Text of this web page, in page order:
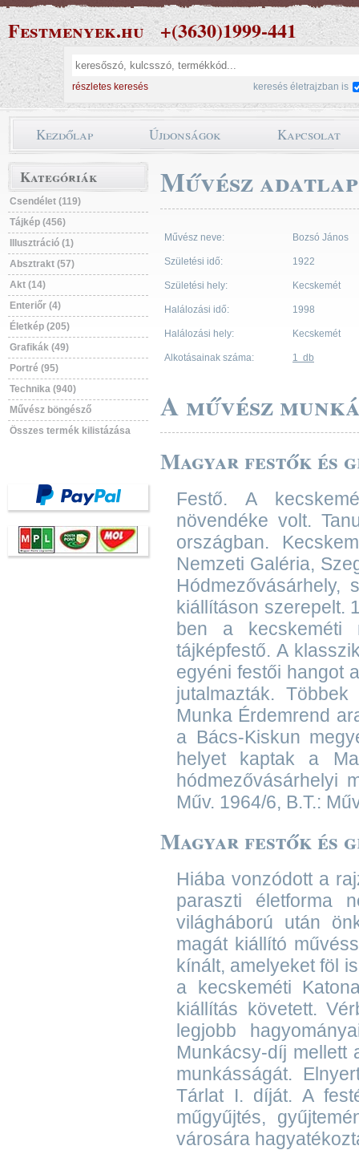
Festmenyek.hu +(3630)1999-441
részletes keresés keresés életrajzban is
Kezdőlap Újdonságok Kapcsolat
Kategóriák
Csendélet (119)
Tájkép (456)
Illusztráció (1)
Absztrakt (57)
Akt (14)
Enteriőr (4)
Életkép (205)
Grafikák (49)
Portré (95)
Technika (940)
Művész böngésző
Összes termék kilistázása
Művész adatlap
Művész neve: Bozsó János
Születési idő: 1922
Születési hely: Kecskemét
Halálozási idő: 1998
Halálozási hely: Kecskemét
Alkotásainak száma: 1 db
A művész
Magyar festők és
Festő. A
növendéke volt.
országban.
Nemzeti Galéria,
Hódmezővásárhely,
kiállításon szerepelt.
ben a kecskeméti
tájképfestő. A
egyéni festői hangot
jutalmazták.
Munka Érdemrend
a Bács-Kiskun
helyet kaptak a
hódmezővásárhelyi
Műv. 1964/6, B.T.:
Magyar festők és
Hiába vonzódott a
paraszti életforma
világháború után
magát kiállító
kínált, amelyeket föl
a kecskeméti
kiállítás követett.
legjobb
Munkácsy-díj mellett
munkásságát.
Tárlat I. díját. A
műgyűjtés,
városára